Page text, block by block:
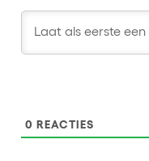
0 REACTIES